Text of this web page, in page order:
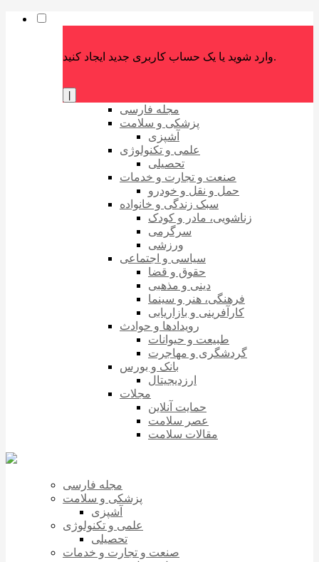
وارد شوید یا یک حساب کاربری جدید ایجاد کنید.
مجله فارسی
پزشکی و سلامت
آشپزی
علمی و تکنولوژی
تحصیلی
صنعت و تجارت و خدمات
حمل و نقل و خودرو
سبک زندگی و خانواده
زناشویی، مادر و کودک
سرگرمی
ورزشی
سیاسی و اجتماعی
حقوق و قضا
دینی و مذهبی
فرهنگی، هنر و سینما
کارآفرینی و بازاریابی
رویدادها و حوادث
طبیعت و حیوانات
گردشگری و مهاجرت
بانک و بورس
ارزدیجیتال
مجلات
حمایت آنلاین
عصر سلامت
مقالات سلامت
مجله فارسی
پزشکی و سلامت
آشپزی
علمی و تکنولوژی
تحصیلی
صنعت و تجارت و خدمات